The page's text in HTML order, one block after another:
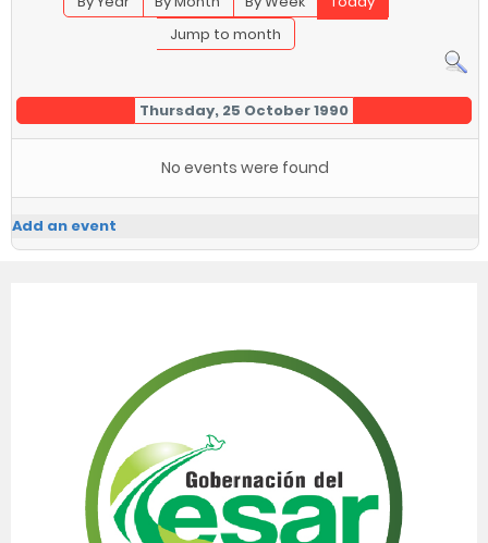
Jump to month
Thursday, 25 October 1990
No events were found
Add an event